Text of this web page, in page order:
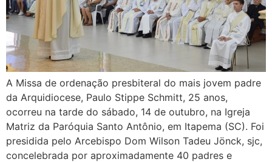
A Missa de ordenação presbiteral do mais jovem padre
da Arquidiocese, Paulo Stippe Schmitt, 25 anos,
ocorreu na tarde do sábado, 14 de outubro, na Igreja
Matriz da Paróquia Santo Antônio, em Itapema (SC). Foi
presidida pelo Arcebispo Dom Wilson Tadeu Jönck, sjc,
concelebrada por aproximadamente 40 padres e